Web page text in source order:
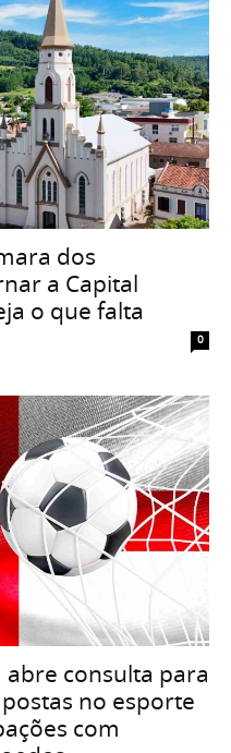
dos
a Capital
o que falta
0
consulta para
no esporte
com